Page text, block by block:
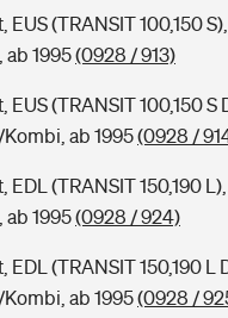
EUS (TRANSIT 100,150
1995(0928 / 913)
EUS (TRANSIT 100,150 S
ab 1995(0928 /
EDL (TRANSIT 150,190
1995(0928 / 924)
EDL (TRANSIT 150,190 L
ab 1995(0928 /